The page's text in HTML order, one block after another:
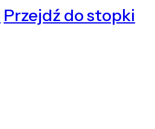
Przejdź do stopki